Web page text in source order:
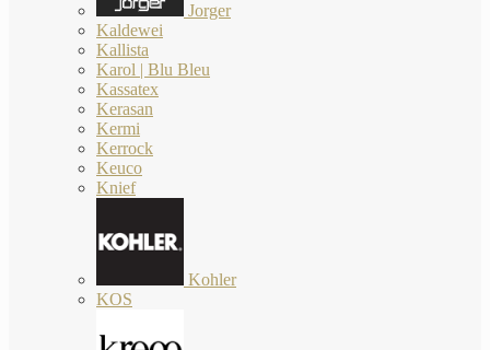
Jorger
Kaldewei
Kallista
Karol | Blu Bleu
Kassatex
Kerasan
Kermi
Kerrock
Keuco
Knief
Kohler
KOS